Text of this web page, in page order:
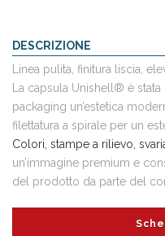
DESCRIZIONE
Linea pulita, finitura liscia,
La capsula Unishell® è
packaging un’estetica
filettatura a spirale per un
Colori, stampe a rilievo,
un’immagine premium e
del prodotto da parte del